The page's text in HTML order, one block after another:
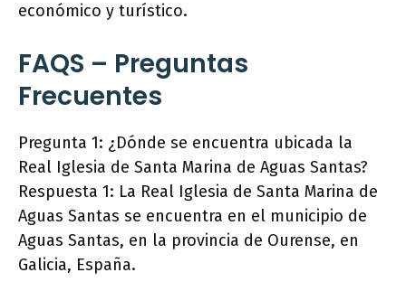
económico y turístico.
FAQS – Preguntas
Frecuentes
Pregunta 1: ¿Dónde se encuentra ubicada la
Real Iglesia de Santa Marina de Aguas Santas?
Respuesta 1: La Real Iglesia de Santa Marina de
Aguas Santas se encuentra en el municipio de
Aguas Santas, en la provincia de Ourense, en
Galicia, España.